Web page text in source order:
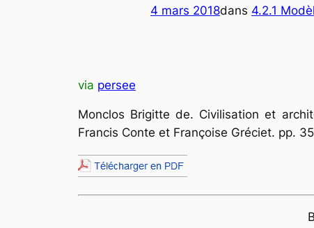
4 mars 2018dans 4.2.1
via persee
Monclos Brigitte de. Civilisation et
Francis Conte et Françoise Gréciet. pp.